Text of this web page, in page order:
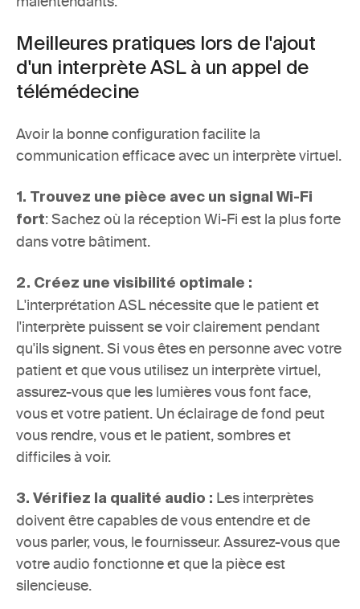
Meilleures pratiques lors de l'ajout
d'un interprète ASL à un appel de
télémédecine
Avoir la bonne configuration facilite la
communication efficace avec un interprète virtuel.
1. Trouvez une pièce avec un signal Wi-Fi
fort:Sachez où la réception Wi-Fi est la plus forte
dans votre bâtiment.
L'interprétation ASL nécessite que le patient et
l'interprète puissent se voir clairement pendant
qu'ils signent. Si vous êtes en personne avec votre
patient et que vous utilisez un interprète virtuel,
assurez-vous que les lumières vous font face,
vous et votre patient. Un éclairage de fond peut
vous rendre, vous et le patient, sombres et
difficiles à voir.
3. Vérifiez la qualité audio : Les interprètes
doivent être capables de vous entendre et de
vous parler, vous, le fournisseur. Assurez-vous que
votre audio fonctionne et que la pièce est
silencieuse.